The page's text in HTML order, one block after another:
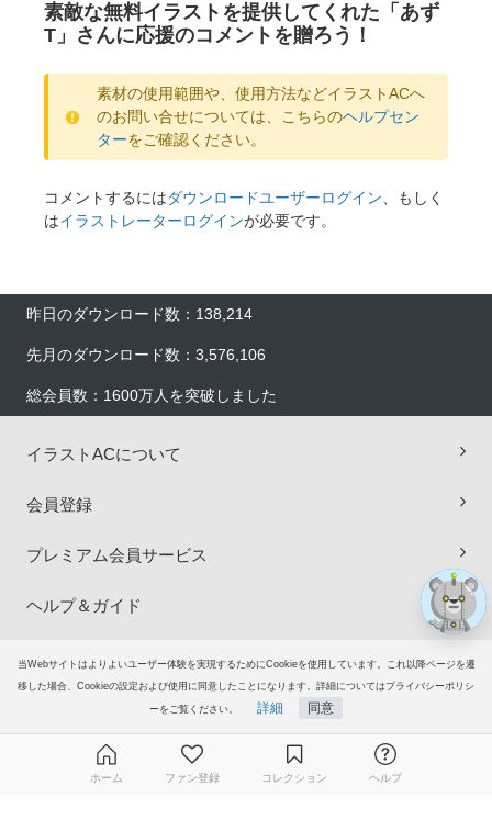
当Webサイトはよりよいユーザー体験を実現するためにCookieを使用しています。これ以降ページを遷
移した場合、Cookieの設定および使用に同意したことになります。詳細についてはプライバシーポリシ
ーをご覧ください。 詳細 同意
素敵な無料イラストを提供してくれた「あず
T」さんに応援のコメントを贈ろう！
素材の使用範囲や、使用方法などイラストACへ
のお問い合せについては、こちらのヘルプセン
ターをご確認ください。
コメントするにはダウンロードユーザーログイン、もしく
はイラストレーターログインが必要です。
昨日のダウンロード数：138,214
先月のダウンロード数：3,576,106
総会員数：1600万人を突破しました
イラストACについて
会員登録
プレミアム会員サービス
ヘルプ＆ガイド
グループサイト
ご意見・ご要望
© 2006-2026 イラストAC
ホーム ファン登録 コレクション ヘルプ